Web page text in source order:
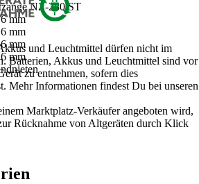
NZ-280 ST
mm
mm
mm
mm
und Leuchtmittel dürfen nicht im
Batterien, Akkus und Leuchtmittel sind vor
zu entnehmen, sofern dies
Mehr Informationen findest Du bei unseren
Marktplatz-Verkäufer angeboten wird,
Rücknahme von Altgeräten durch Klick